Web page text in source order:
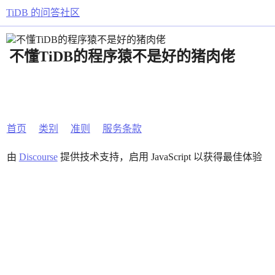
TiDB 的问答社区
不懂TiDB的程序猿不是好的猪肉佬
首页 类别 准则 服务条款
由 Discourse提供技术支持，启用 JavaScript 以获得最佳体验